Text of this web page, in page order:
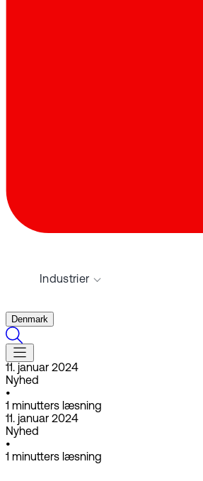
Industrier
Denmark
11. januar 2024
Nyhed
•
1 minutters læsning
11. januar 2024
Nyhed
•
1 minutters læsning